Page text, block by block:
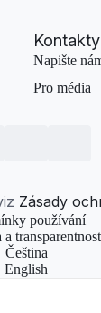
Kontakty
Napište
Pro média
Zásady
používání
a transparentnost
Čeština
English